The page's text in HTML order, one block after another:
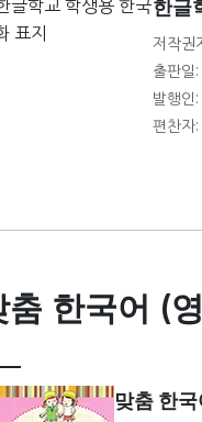
한글
저작권
출판일:
발행인:
편찬자:
춤 한국어 (
맞춤 한국